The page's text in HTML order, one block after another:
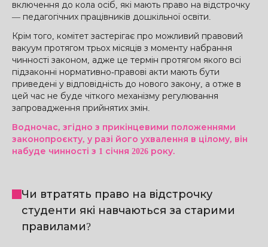
включення до кола осіб, які мають право на відстрочку
— педагогічних працівників дошкільної освіти.
Крім того, комітет застерігає про можливий правовий
вакуум протягом трьох місяців з моменту набрання
чинності законом, адже це термін протягом якого всі
підзаконні нормативно-правові акти мають бути
приведені у відповідність до нового закону, а отже в
цей час не буде чіткого механізму регулювання
запровадження прийнятих змін.
Водночас, згідно з прикінцевими положеннями
законопроєкту, у разі його ухвалення в цілому, він
набуде чинності з 1 січня 2026 року.
Чи втратять право на відстрочку
студенти які навчаються за старими
правилами?